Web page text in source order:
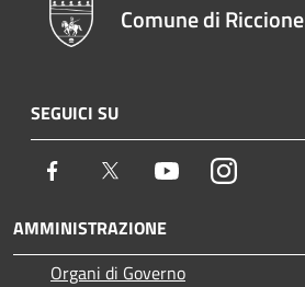
Comune di Riccione
SEGUICI SU
Facebook Twitter YoutubeInstagram
AMMINISTRAZIONE
Organi di Governo